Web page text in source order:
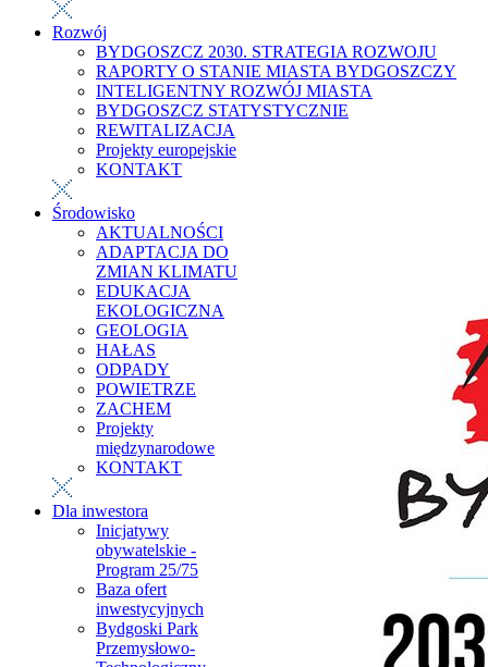
Rozwój
BYDGOSZCZ 2030. STRATEGIA ROZWOJU
RAPORTY O STANIE MIASTA BYDGOSZCZY
INTELIGENTNY ROZWÓJ MIASTA
BYDGOSZCZ STATYSTYCZNIE
REWITALIZACJA
Projekty europejskie
KONTAKT
Środowisko
AKTUALNOŚCI
ADAPTACJA DO
ZMIAN KLIMATU
EDUKACJA
EKOLOGICZNA
GEOLOGIA
HAŁAS
ODPADY
POWIETRZE
ZACHEM
Projekty
międzynarodowe
KONTAKT
Dla inwestora
Inicjatywy
obywatelskie -
Program 25/75
Baza ofert
inwestycyjnych
Bydgoski Park
Przemysłowo-